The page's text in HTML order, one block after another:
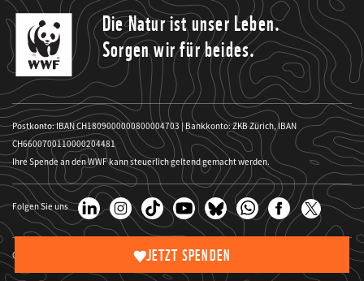
JETZT SPENDEN
Die Natur ist unser Leben.
Sorgen wir für beides.
Postkonto: IBAN CH1809000000800004703 | Bankkonto: ZKB Zürich, IBAN
CH6600700110000204481
Ihre Spende an den WWF kann steuerlich geltend gemacht werden.
Folgen Sie uns
Copyright Website-Bilder